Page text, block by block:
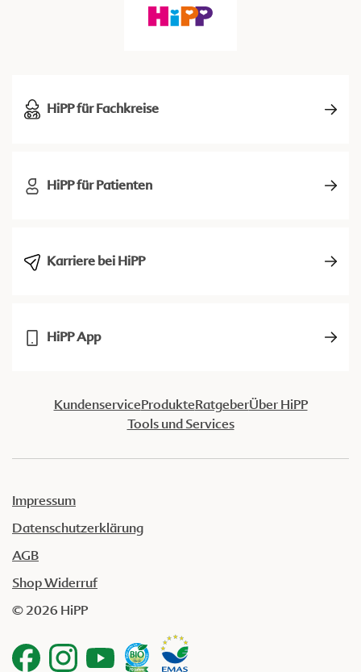
HiPP für Fachkreise
HiPP für Patienten
Karriere bei HiPP
HiPP App
KundenserviceProdukteRatgeberÜber HiPP
Tools und Services
Impressum
Datenschutzerklärung
AGB
Shop Widerruf
© 2026 HiPP